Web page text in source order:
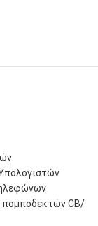
πομποδεκτών CB/